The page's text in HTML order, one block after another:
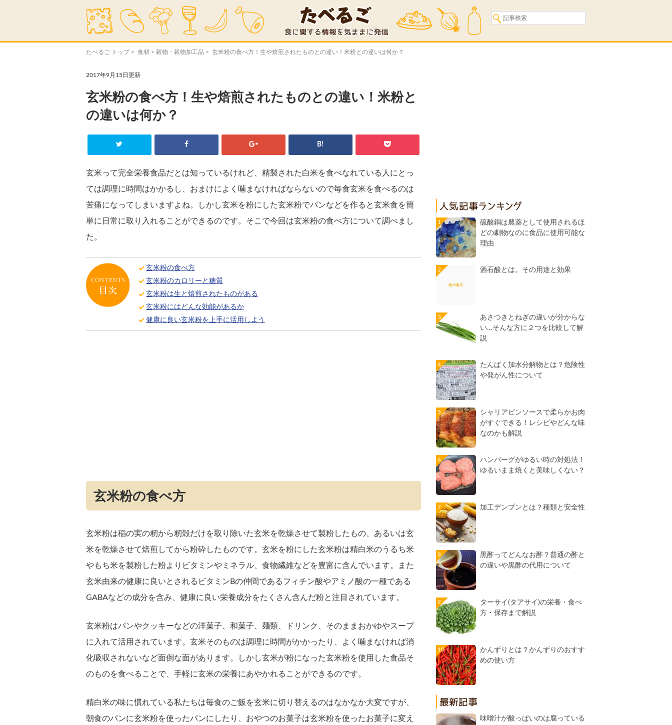
たべるご トップ> 食材 > 穀物・穀物加工品 > 玄米粉の食べ方！生や焙煎されたものとの違い！米粉との違いは何か？
2017年9月15日更新
玄米粉の食べ方！生や焙煎されたものとの違い！米粉と
の違いは何か？
B!
玄米って完全栄養食品だとは知っているけれど、精製された白米を食べなれている人にとっ
ては調理に時間はかかるし、おまけによく噛まなければならないので毎食玄米を食べるのは
苦痛になってしまいますよね。しかし玄米を粉にした玄米粉でパンなどを作ると玄米食を簡
単に日常に取り入れることができるのです。そこで今回は玄米粉の食べ方について調べまし
た。
玄米粉の食べ方
玄米粉のカロリーと糖質
玄米粉は生と焙煎されたものがある
玄米粉にはどんな効能があるか
健康に良い玄米粉を上手に活用しよう
玄米粉の食べ方
玄米粉は稲の実の籾から籾殻だけを取り除いた玄米を乾燥させて製粉したもの、あるいは玄
米を乾燥させて焙煎してから粉砕したものです。玄米を粉にした玄米粉は精白米のうるち米
やもち米を製粉した粉よりビタミンやミネラル、食物繊維などを豊富に含んでいます。また
玄米由来の健康に良いとされるビタミンBの仲間であるフィチン酸やアミノ酸の一種である
GABAなどの成分を含み、健康に良い栄養成分をたくさん含んだ粉と注目されています。
玄米粉はパンやクッキーなどの洋菓子、和菓子、麺類、ドリンク、そのままおかゆやスープ
に入れて活用されています。玄米そのものは調理に時間がかかったり、よく噛まなければ消
化吸収されないなど面倒な面があります。しかし玄米が粉になった玄米粉を使用した食品そ
のものを食べることで、手軽に玄米の栄養にあやかれることができるのです。
精白米の味に慣れている私たちは毎食のご飯を玄米に切り替えるのはなかなか大変ですが、
朝食のパンに玄米粉を使ったパンにしたり、おやつのお菓子は玄米粉を使ったお菓子に変え
硫酸銅は農薬として使用されるほ
どの劇物なのに食品に使用可能な
理由
酒石酸とは。その用途と効果
あさつきとねぎの違いが分からな
い…そんな方に２つを比較して解
説
たんぱく加水分解物とは？危険性
や発がん性について
シャリアピンソースで柔らかお肉
がすぐできる！レシピやどんな味
なのかも解説
ハンバーグがゆるい時の対処法！
ゆるいまま焼くと美味しくない？
加工デンプンとは？種類と安全性
黒酢ってどんなお酢？普通の酢と
の違いや黒酢の代用について
ターサイ(タアサイ)の栄養・食べ
方・保存まで解説
かんずりとは？かんずりのおすす
めの使い方
味噌汁が酸っぱいのは腐っている